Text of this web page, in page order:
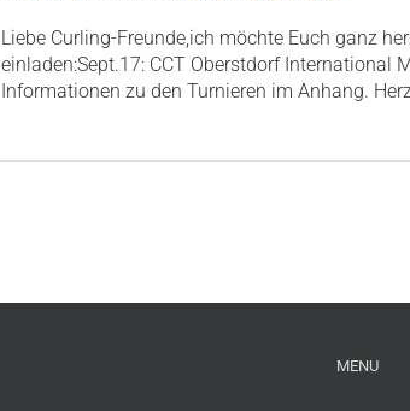
Liebe Curling-Freunde,ich möchte Euch ganz
einladen:Sept.17: CCT Oberstdorf International
Informationen zu den Turnieren im Anhang.
MENU